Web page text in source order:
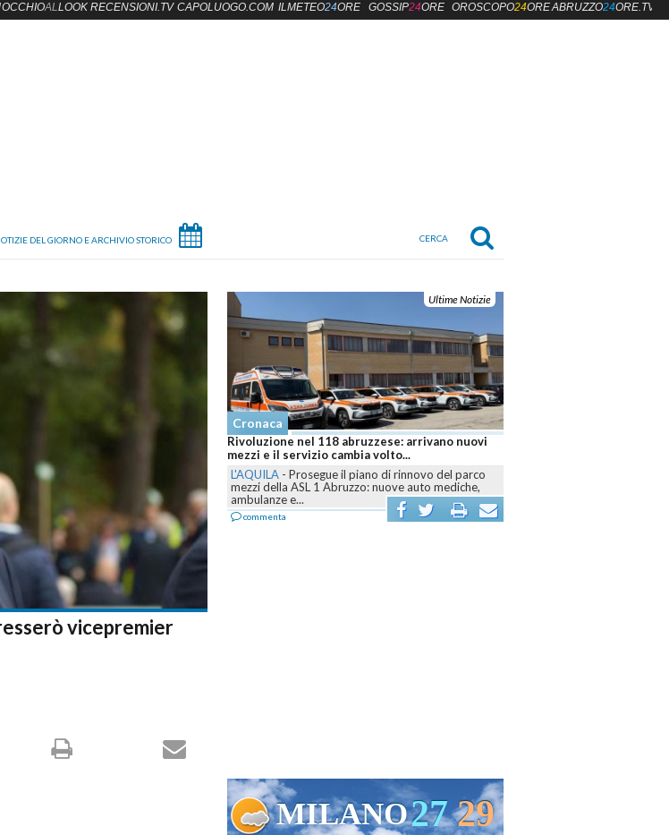
vicepremier
Ultime Notizie
Rivoluzione nel 118 abruzzese: arrivano nuovi
L'AQUILA- Prosegue il piano di rinnovo del parco
mezzi della ASL 1 Abruzzo: nuove auto mediche,
ambulanze e...
commenta
Cronaca
Abruzzo brucia ancora, sei fronti attivi e
Canadair mobilitati contro le fiamme
L'AQUILA-Dall’Aquilano al Pescarese e al
Teramano, volontari, mezzi terrestri, elicotteri e
Canadair sono...
29 VENEZIA28 30
OCCHIOALLOOK RECENSIONI.TV CAPOLUOGO.COM ILMETEO24ORE GOSSIP24ORE OROSCOPO24OREABRUZZO24ORE.TV